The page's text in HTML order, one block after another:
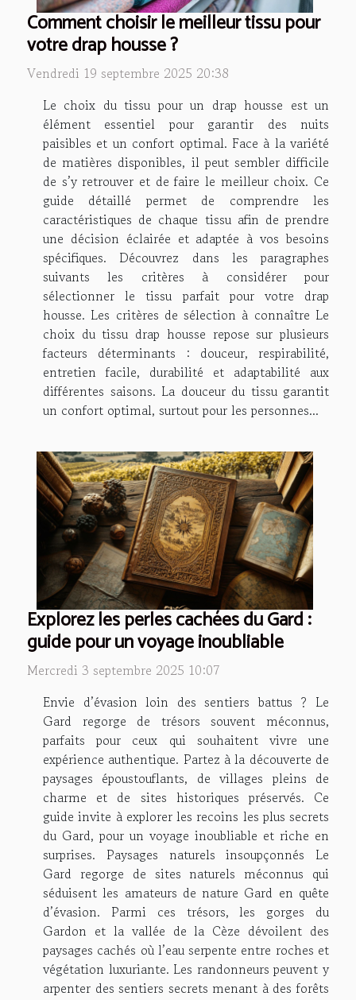
Comment choisir le meilleur tissu pour
votre drap housse ?
Vendredi 19 septembre 2025 20:38
Le choix du tissu pour un drap housse est un
élément essentiel pour garantir des nuits
paisibles et un confort optimal. Face à la variété
de matières disponibles, il peut sembler difficile
de s’y retrouver et de faire le meilleur choix. Ce
guide détaillé permet de comprendre les
caractéristiques de chaque tissu afin de prendre
une décision éclairée et adaptée à vos besoins
spécifiques. Découvrez dans les paragraphes
suivants les critères à considérer pour
sélectionner le tissu parfait pour votre drap
housse. Les critères de sélection à connaître Le
choix du tissu drap housse repose sur plusieurs
facteurs déterminants : douceur, respirabilité,
entretien facile, durabilité et adaptabilité aux
différentes saisons. La douceur du tissu garantit
un confort optimal, surtout pour les personnes...
Explorez les perles cachées du Gard :
guide pour un voyage inoubliable
Mercredi 3 septembre 2025 10:07
Envie d’évasion loin des sentiers battus ? Le
Gard regorge de trésors souvent méconnus,
parfaits pour ceux qui souhaitent vivre une
expérience authentique. Partez à la découverte de
paysages époustouflants, de villages pleins de
charme et de sites historiques préservés. Ce
guide invite à explorer les recoins les plus secrets
du Gard, pour un voyage inoubliable et riche en
surprises. Paysages naturels insoupçonnés Le
Gard regorge de sites naturels méconnus qui
séduisent les amateurs de nature Gard en quête
d’évasion. Parmi ces trésors, les gorges du
Gardon et la vallée de la Cèze dévoilent des
paysages cachés où l’eau serpente entre roches et
végétation luxuriante. Les randonneurs peuvent y
arpenter des sentiers secrets menant à des forêts